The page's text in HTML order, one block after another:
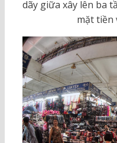
dãy giữa xây lên ba
mặt tiền